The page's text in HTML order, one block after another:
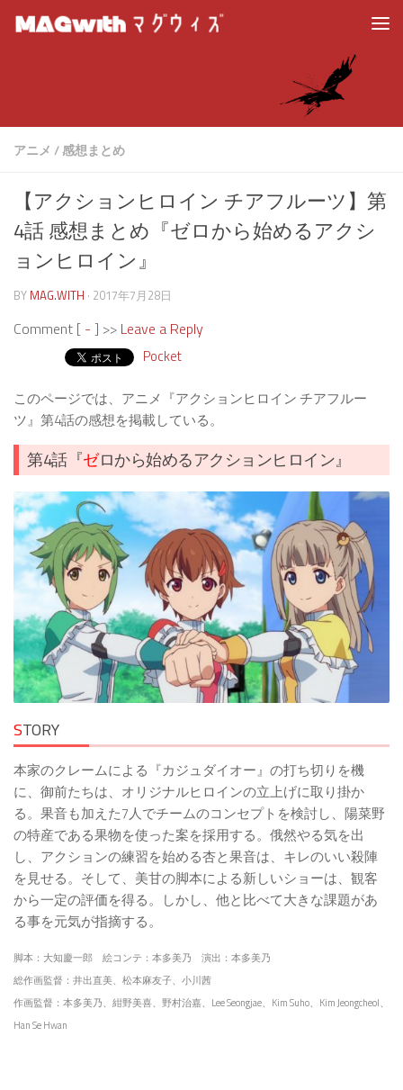
アニメ /感想まとめ
【アクションヒロイン チアフルーツ】第
4話 感想まとめ『ゼロから始めるアクシ
ョンヒロイン』
BY MAG.WITH · 2017年7月28日
Comment [ - ] >> Leave a Reply
Pocket
このページでは、アニメ『アクションヒロイン チアフルー
ツ』第4話の感想を掲載している。
第4話『ゼロから始めるアクションヒロイン』
STORY
本家のクレームによる『カジュダイオー』の打ち切りを機
に、御前たちは、オリジナルヒロインの立上げに取り掛か
る。果音も加えた7人でチームのコンセプトを検討し、陽菜野
の特産である果物を使った案を採用する。俄然やる気を出
し、アクションの練習を始める杏と果音は、キレのいい殺陣
を見せる。そして、美甘の脚本による新しいショーは、観客
から一定の評価を得る。しかし、他と比べて大きな課題があ
る事を元気が指摘する。
脚本：大知慶一郎 絵コンテ：本多美乃 演出：本多美乃
総作画監督：井出直美、松本麻友子、小川茜
作画監督：本多美乃、紺野美喜、野村治嘉、Lee Seongjae、Kim Suho、Kim Jeongcheol、
Han Se Hwan